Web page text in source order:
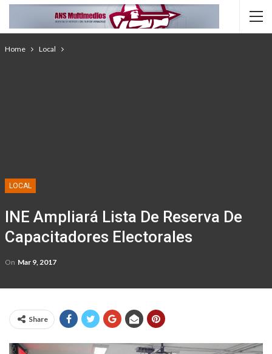
Home Local
LOCAL
INE Ampliará Lista De Reserva De
Capacitadores Electorales
On Mar 9, 2017
Share